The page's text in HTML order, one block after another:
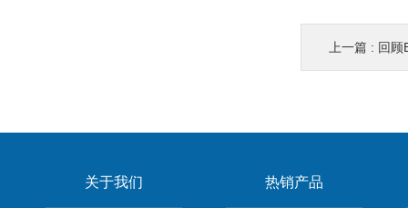
上一篇 : 回顾
关于我们 热销产品